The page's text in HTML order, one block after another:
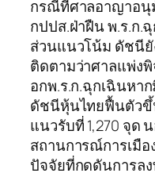
กรณีที่ศาลอาญาอนุ
กปปส.ฝ่าฝืน พ.ร.ก.
ส่วนแนวโน้ม ดัชนียั
ติดตามว่าศาลแพ่ง
อกพ.ร.ก.ฉุกเฉินหา
ดัชนีหุ้นไทยฟื้นตัวขึ้
แนวรับที่ 1,270 จุด
สถานการณ์การเมือ
ปัจจัยที่กดดันการล